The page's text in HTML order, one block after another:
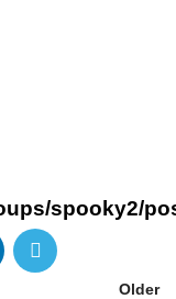
spooky2/
Older